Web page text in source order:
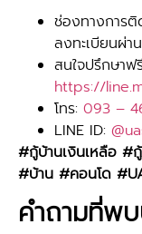
ช่องทางการ
ลงทะเบียนผ่า
สนใจปรึกษาฟ
https://
โทร: 093 –
LINE ID:
#กู้บ้านเงินเหลือ #
#บ้าน #คอนโด
คำถามที่พ